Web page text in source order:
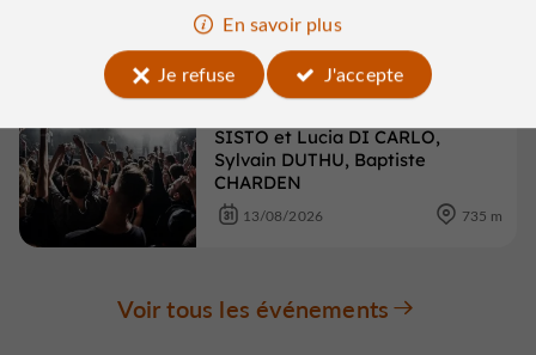
SISTO et Lucia DI CARLO,
Sylvain DUTHU, Baptiste
CHARDEN
Concerts Concèze
13/08/2026 735 m
Voir tous les événements
En savoir plus
Je refuse
J'accepte